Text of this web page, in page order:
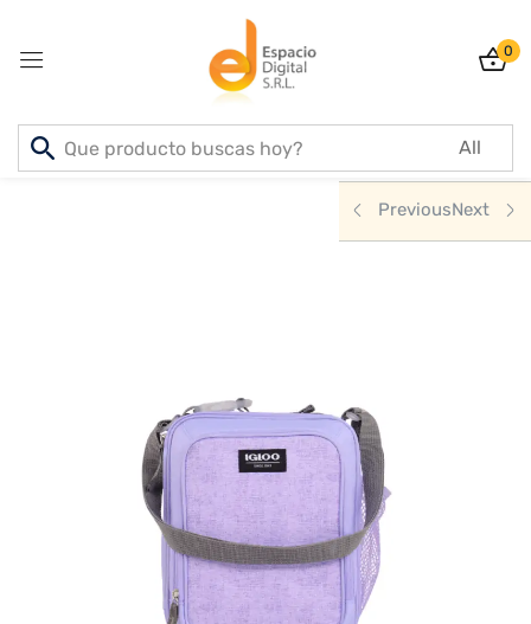
0
Inicio PRODUCTOS DEPORTE & AIRE LIBRE
PreviousNext
Sign in
Create an account